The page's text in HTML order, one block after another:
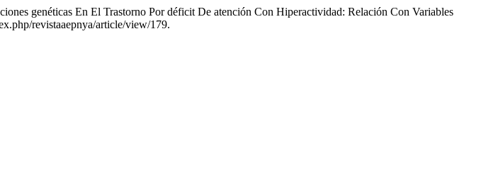
genéticas En El Trastorno Por déficit De atención Con Hiperactividad: Relación Con Variables
revistaaepnya/article/view/179.